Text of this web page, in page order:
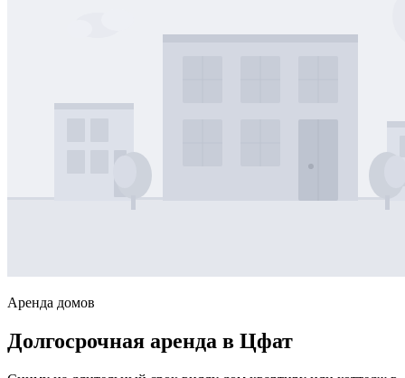
Аренда домов
Долгосрочная аренда в Цфат